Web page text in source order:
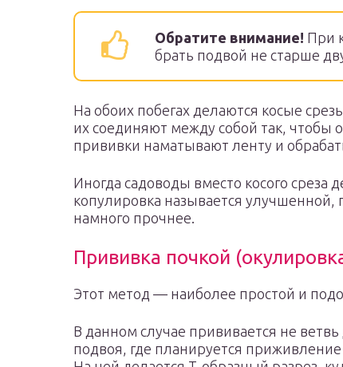
Обратите внимание! При
брать подвой не старше
На обоих побегах делаются косые
их соединяют между собой так, чтобы
прививки наматывают ленту и
Иногда садоводы вместо косого среза
копулировка называется улучшенной,
намного прочнее.
Прививка почкой
Этот метод — наиболее простой и
В данном случае прививается не
подвоя, где планируется